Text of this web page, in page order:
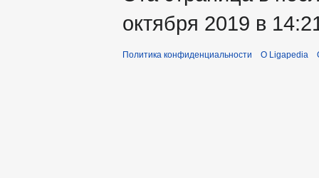
октября 2019 в
Политика конфиденциальности О Ligapedia